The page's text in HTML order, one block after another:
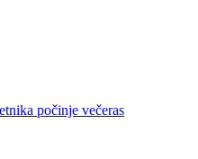
počinje večeras